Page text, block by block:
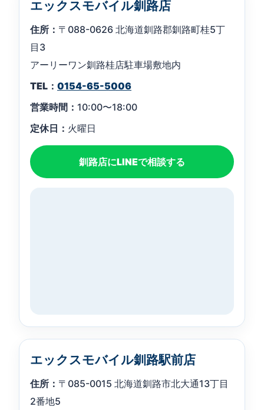
エックスモバイル釧路店
住所： 〒088-0626 北海道釧路郡釧路町桂5丁
目3
アーリーワン釧路桂店駐車場敷地内
TEL： 0154-65-5006
営業時間： 10:00〜18:00
定休日： 火曜日
釧路店にLINEで相談する
エックスモバイル釧路駅前店
住所： 〒085-0015 北海道釧路市北大通13丁目
2番地5